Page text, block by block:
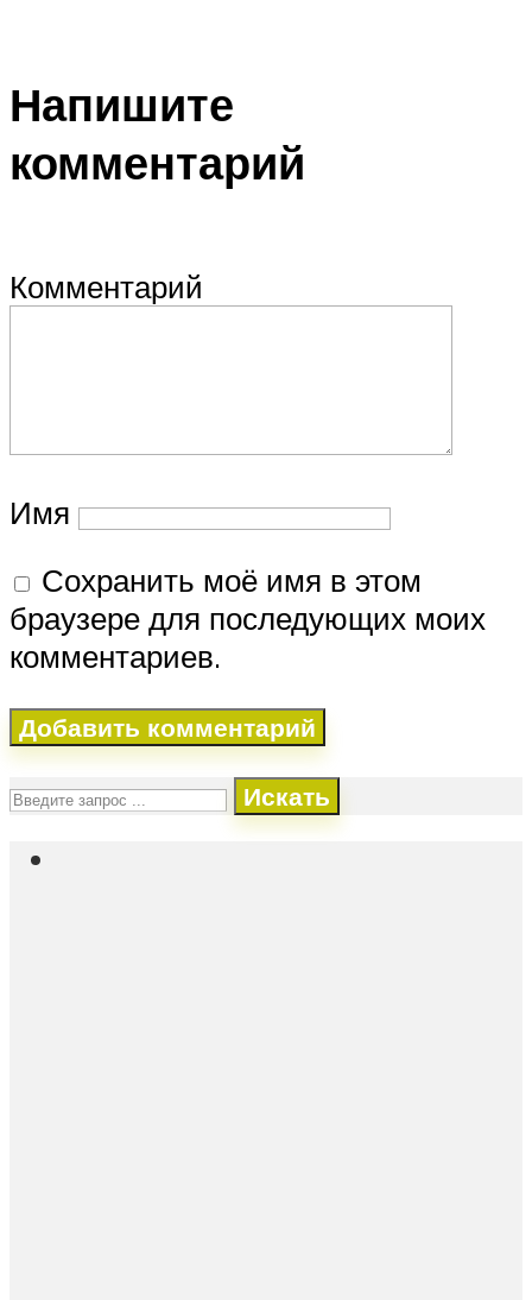
Напишите
комментарий
Комментарий
Имя
Сохранить моё имя в этом
браузере для последующих моих
комментариев.
Искать